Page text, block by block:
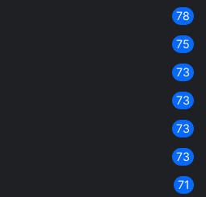
78
75
73
73
73
73
71